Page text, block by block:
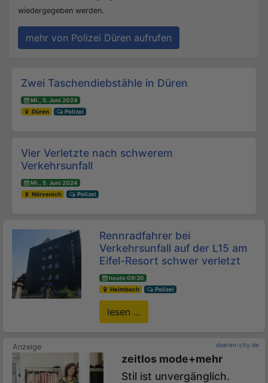
wiedergegeben werden.
mehr von Polizei Düren aufrufen
Beitrags-Navigation
Zwei Taschendiebstähle in Düren
Mi., 5. Juni 2024
Düren
Polizei
Vier Verletzte nach schwerem
Verkehrsunfall
Mi., 5. Juni 2024
Nörvenich
Polizei
Rennradfahrer bei
Verkehrsunfall auf der L15 am
Eifel-Resort schwer verletzt
heute 09:30
Heimbach
Polizei
lesen ...
dueren-city.de
zeitlos mode+mehr
Stil ist unvergänglich.